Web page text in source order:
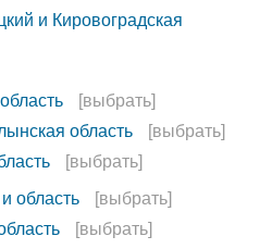
и Кировоградская
[выбрать]
область
[выбрать]
[выбрать]
область
[выбрать]
[выбрать]